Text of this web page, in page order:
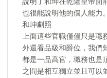
也很能說明他的個人能力。
和珅劇照
上面這些官職僅僅只是職
外還看品級和爵位，我們
都是一品高官，職務也是
之間是相互獨立並且可以